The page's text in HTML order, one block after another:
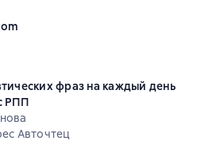
рейтинг 0 на основе 0 оценок
фраз на каждый день
РПП
Авточтец